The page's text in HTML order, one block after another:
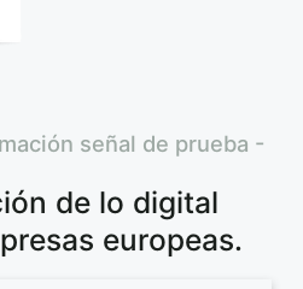
de lo digital
europeas.
señal de prueba -